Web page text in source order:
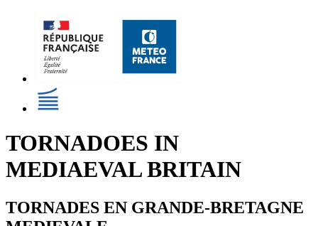
TORNADOES IN
MEDIAEVAL BRITAIN
TORNADES EN GRANDE-BRETAGNE